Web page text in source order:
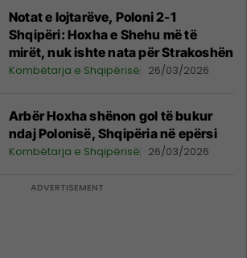
Notat e lojtarëve, Poloni 2-1
Shqipëri: Hoxha e Shehu më të
mirët, nuk ishte nata për Strakoshën
Kombëtarja e Shqipërisë 26/03/2026
Arbër Hoxha shënon gol të bukur
ndaj Polonisë, Shqipëria në epërsi
Kombëtarja e Shqipërisë 26/03/2026